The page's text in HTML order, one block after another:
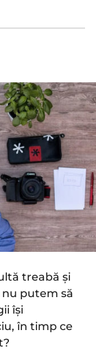
treabă și
nu putem să
își
în timp ce